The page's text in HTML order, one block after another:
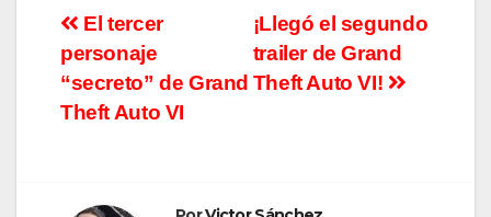
Navegación
de
entradas
¡Llegó el segundo
trailer de Grand
Theft Auto VI!
El tercer
personaje
“secreto” de Grand
Theft Auto VI